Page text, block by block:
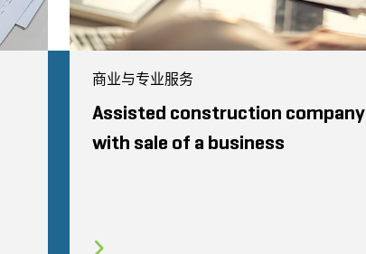
商业与专业服务
Assisted construction company
with sale of a business